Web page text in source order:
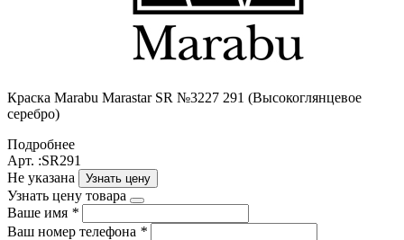
Краска Маrabu Marastar SR №3227 291 (Высокоглянцевое
серебро)
Подробнее
Арт. :SR291
Не указана
Узнать цену
Узнать цену товара
Ваше имя *
Ваш номер телефона *